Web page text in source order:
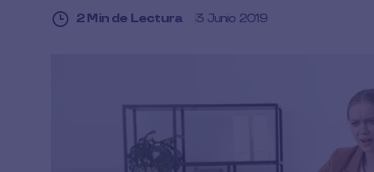
2 Min de Lectura 3 Junio 2019